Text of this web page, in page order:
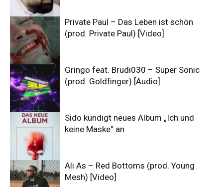
Private Paul – Das Leben ist schön
(prod. Private Paul) [Video]
Gringo feat. Brudi030 – Super Sonic
(prod. Goldfinger) [Audio]
Sido kündigt neues Album „Ich und
keine Maske“ an
Ali As – Red Bottoms (prod. Young
Mesh) [Video]